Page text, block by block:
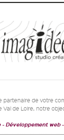
partenaire de votre
Val de Loire, notre
Développement web